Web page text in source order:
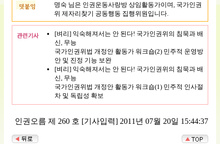
명숙 님은 인권운동사랑방 상임활동가이며, 국가인권
위 제자리찾기 공동행동 집행위원입니다.
[벼리] 익숙해져서는 안 된다! 국가인권위의 침묵과 배
신, 무능
국가인권위법 개정안 활동가 워크숍(2) 민주적 운영방
안 및 진정 기능 보완
[벼리] 익숙해져서는 안 된다! 국가인권위의 침묵과 배
신, 무능
국가인권위법 개정안 활동가 워크숍(1) 민주적 인사절
차 및 독립성 확보
인권오름 제 260 호 [기사입력] 2011년 07월 20일 15:44:37